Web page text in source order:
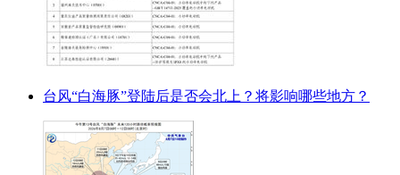
台风“白海豚”登陆后是否会北上？将影响哪些地方？